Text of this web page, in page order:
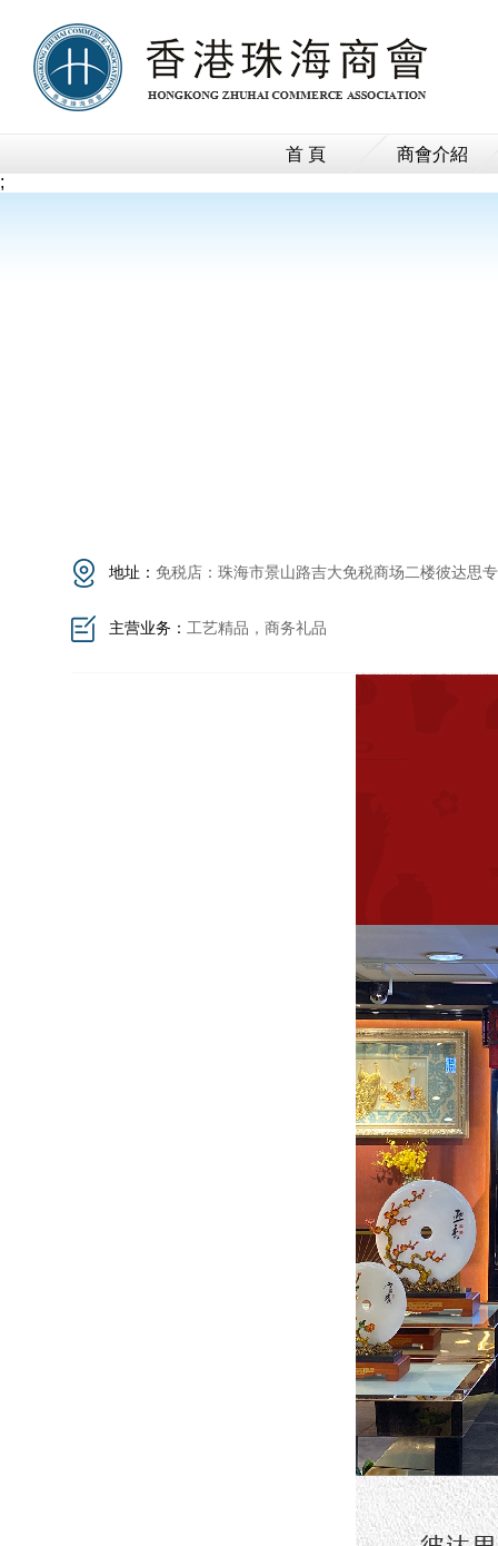
首 頁
商會介紹
;
地址： 免税店：珠海市景山路吉大免税商场二楼彼达思
主营业务： 工艺精品，商务礼品